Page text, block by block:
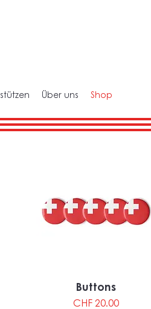
Über uns Shop
Buttons
Preis
CHF 20.00